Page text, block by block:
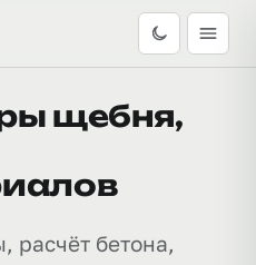
щебня,
расчёт бетона,